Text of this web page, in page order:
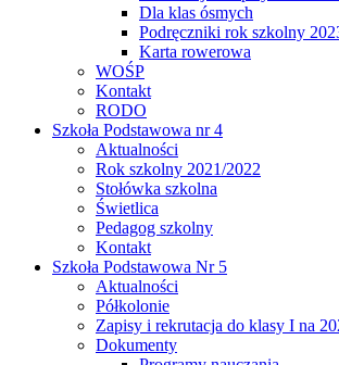
Dla klas ósmych
Podręczniki rok szkolny
Karta rowerowa
WOŚP
Kontakt
RODO
Szkoła Podstawowa nr 4
Aktualności
Rok szkolny 2021/2022
Stołówka szkolna
Świetlica
Pedagog szkolny
Kontakt
Szkoła Podstawowa Nr 5
Aktualności
Półkolonie
Zapisy i rekrutacja do klasy I na
Dokumenty